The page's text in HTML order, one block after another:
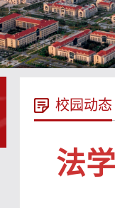
校园动态
法